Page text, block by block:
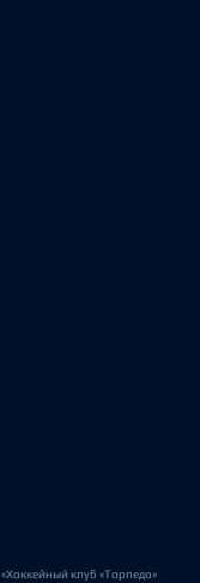
клуб «Торпедо»